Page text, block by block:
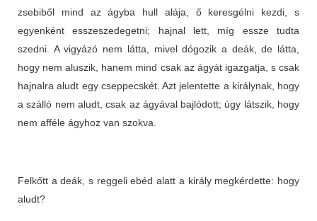
zsebiből mind az ágyba hull alája; ő keresgélni kezdi, s
egyenként esszeszedegetni; hajnal lett, míg essze tudta
szedni. A vigyázó nem látta, mivel dógozik a deák, de látta,
hogy nem aluszik, hanem mind csak az ágyát igazgatja, s csak
hajnalra aludt egy cseppecskét. Azt jelentette a királynak, hogy
a szálló nem aludt, csak az ágyával bajlódott; úgy látszik, hogy
nem afféle ágyhoz van szokva.
Felkőtt a deák, s reggeli ebéd alatt a király megkérdette: hogy
aludt?